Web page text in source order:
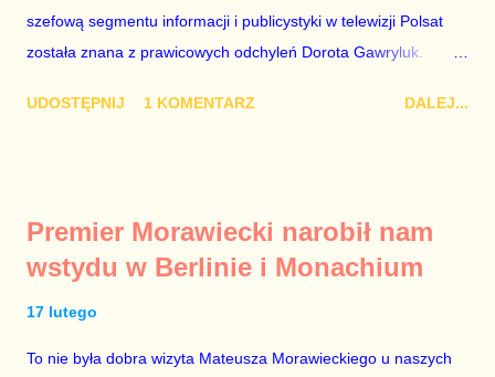
szefową segmentu informacji i publicystyki w telewizji Polsat
została znana z prawicowych odchyleń Dorota Gawryluk.
marionetka partii rządzącej, żona agenta SB, który jest obecnie
tylko tam, gdzie nie ma trudnych pytań. Taki obrót spraw
przyjmuję ze smutkiem. Właściciela Polsatu – Zygmunta
znowu dał się złamać partii Jarosława Kaczyńskiego. Znowu,
UDOSTĘPNIJ 1 KOMENTARZ DALEJ...
Premier Morawiecki narobił nam
wstydu w Berlinie i Monachium
17 lutego
To nie była dobra wizyta Mateusza Morawieckiego u naszych